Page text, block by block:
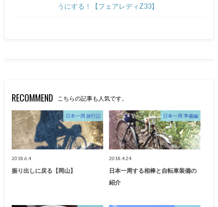
うにする！【フェアレディZ33】
RECOMMEND こちらの記事も人気です。
日本一周 旅行記
2018.6.4
振り出しに戻る【岡山】
日本一周 準備編
2018.4.24
日本一周する相棒と自転車装備の
紹介